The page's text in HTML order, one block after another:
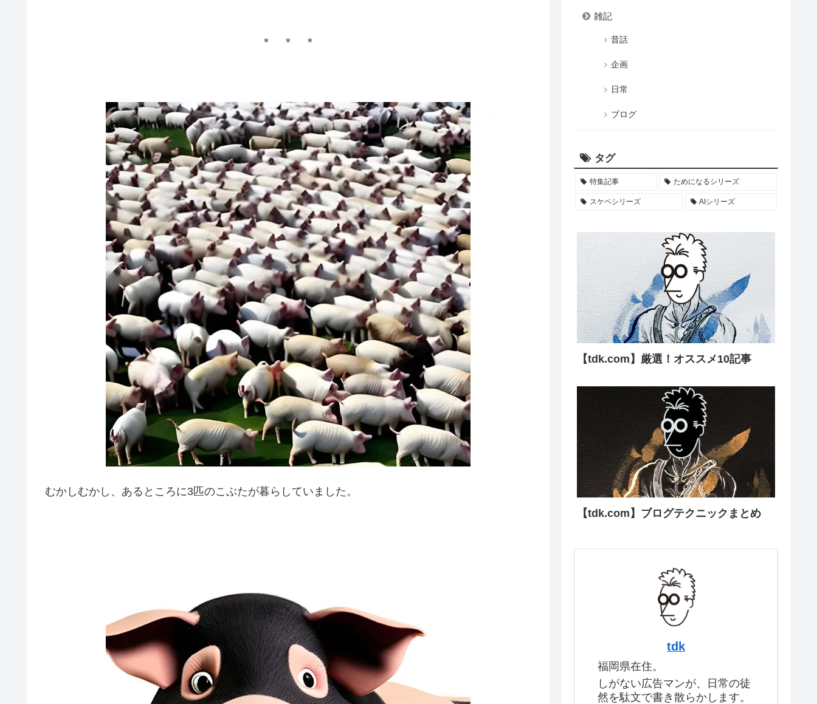
＊ ＊ ＊
むかしむかし、あるところに3匹のこぶたが暮らしていました。
雑記
昔話
企画
日常
ブログ
タグ
特集記事 ためになるシリーズ
スケベシリーズ AIシリーズ
【tdk.com】厳選！オススメ10記事
【tdk.com】ブログテクニックまとめ
tdk
福岡県在住。
しがない広告マンが、日常の徒
然を駄文で書き散らかします。